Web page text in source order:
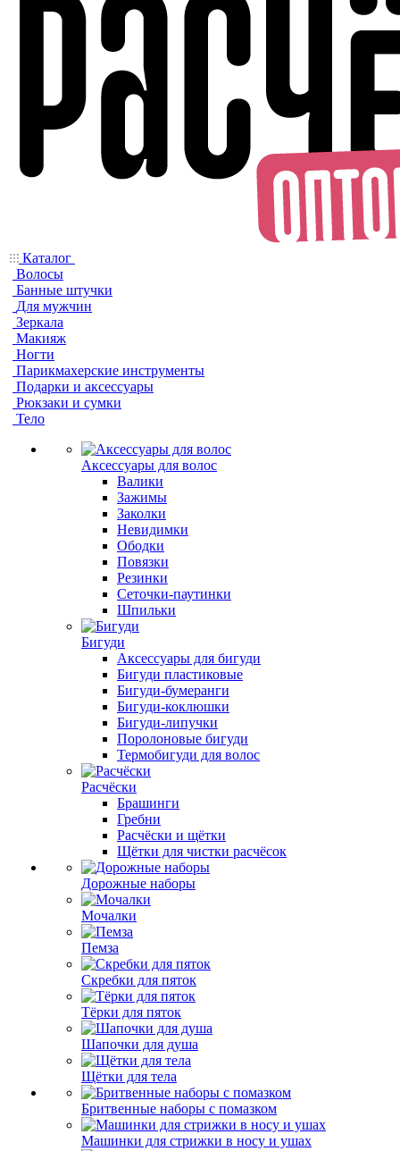
Каталог
Волосы
Банные штучки
Для мужчин
Зеркала
Макияж
Ногти
Парикмахерские инструменты
Подарки и аксессуары
Рюкзаки и сумки
Тело
Аксессуары для волос
Валики
Зажимы
Заколки
Невидимки
Ободки
Повязки
Резинки
Сеточки-паутинки
Шпильки
Бигуди
Аксессуары для бигуди
Бигуди пластиковые
Бигуди-бумеранги
Бигуди-коклюшки
Бигуди-липучки
Поролоновые бигуди
Термобигуди для волос
Расчёски
Брашинги
Гребни
Расчёски и щётки
Щётки для чистки расчёсок
Дорожные наборы
Мочалки
Пемза
Скребки для пяток
Тёрки для пяток
Шапочки для душа
Щётки для тела
Бритвенные наборы с помазком
Машинки для стрижки в носу и ушах